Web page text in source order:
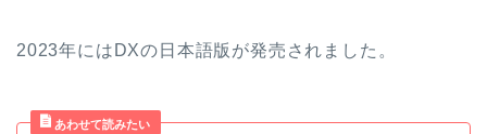
2023年にはDXの日本語版が発売されました。